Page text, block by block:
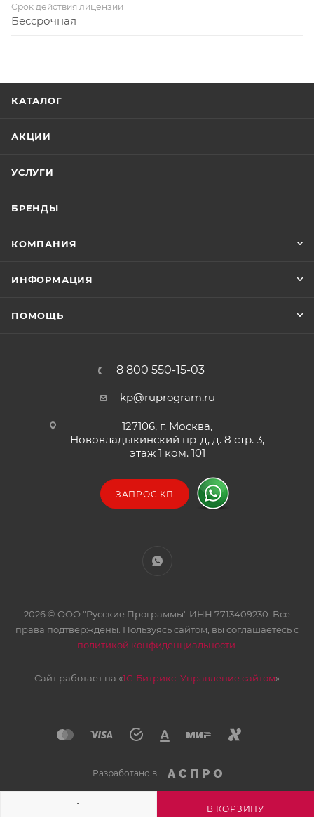
В КОРЗИНУ
Срок действия лицензии
Бессрочная
КАТАЛОГ
АКЦИИ
УСЛУГИ
БРЕНДЫ
КОМПАНИЯ
ИНФОРМАЦИЯ
ПОМОЩЬ
8 800 550-15-03
kp@ruprogram.ru
127106, г. Москва,
Нововладыкинский пр-д, д. 8 стр. 3,
этаж 1 ком. 101
ЗАПРОС КП
2026 © ООО "Русские Программы" ИНН 7713409230. Все
права подтверждены. Пользуясь сайтом, вы соглашаетесь с
политикой конфиденциальности
Сайт работает на «1С-Битрикс: Управление сайтом»
Разработано в